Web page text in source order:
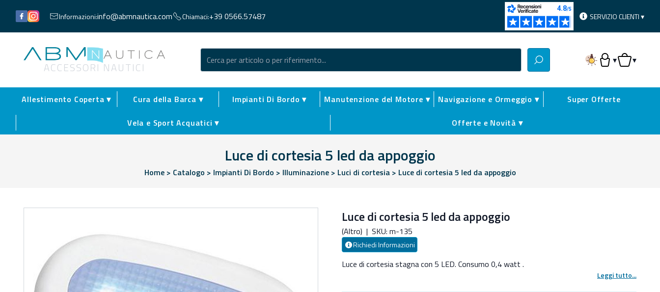
Informazioni:info@abmnautica.com Chiamaci:+39 0566.57487
Facebook
Instagram SERVIZIO CLIENTI ▾
Abm Nautica
ACCESSORI NAUTICI ▾
Accesso Utente
▾
Carrello
Allestimento Coperta ▾ Cura della Barca ▾ Impianti Di Bordo ▾ Manutenzione del Motore ▾ Navigazione e Ormeggio ▾
Super Offerte
Vela e Sport Acquatici ▾
Offerte e Novità ▾
Luce di cortesia 5 led da appoggio
Home > Catalogo > Impianti Di Bordo > Illuminazione > Luci di cortesia > Luce di cortesia 5 led da appoggio
Luce di cortesia 5 led da appoggio
(Altro) | SKU: m-135
Richiedi Informazioni
Luce di cortesia stagna con 5 LED. Consumo 0,4 watt .
Leggi tutto...